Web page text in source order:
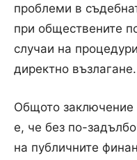
проблеми в
при обществените
случаи на
директно възлагане.
Общото заключение
е, че без по-
на публичните